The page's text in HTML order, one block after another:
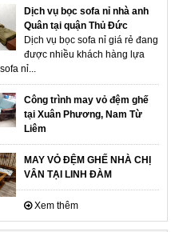
Dịch vụ bọc sofa nỉ nhà anh
Quân tại quận Thủ Đức
Dịch vụ bọc sofa nỉ giá rẻ đang
được nhiều khách hàng lựa
nỉ...
Công trình may vỏ đệm ghế
tại Xuân Phương, Nam Từ
Liêm
MAY VỎ ĐỆM GHẾ NHÀ CHỊ
VÂN TẠI LINH ĐÀM
Xem thêm